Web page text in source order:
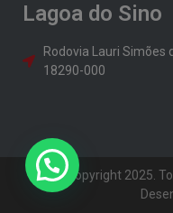
Lagoa do Sino
Rodovia Lauri Simões
18290-000
© Copyright 2025.